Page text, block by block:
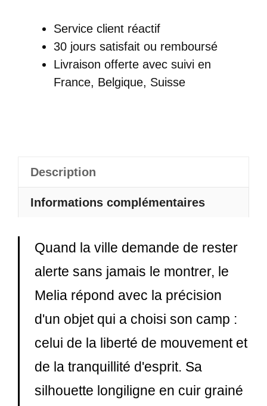
Antivol
Femme
-
Service client réactif
30 jours satisfait ou remboursé
Livraison offerte avec suivi en
France, Belgique, Suisse
Description
Informations complémentaires
Quand la ville demande de rester
alerte sans jamais le montrer, le
Melia répond avec la précision
d'un objet qui a choisi son camp :
celui de la liberté de mouvement et
de la tranquillité d'esprit. Sa
silhouette longiligne en cuir grainé